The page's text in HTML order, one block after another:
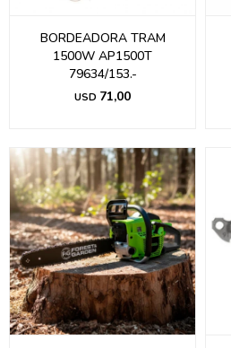
BORDEADORA TRAM
1500W AP1500T
79634/153.-
USD 71,00